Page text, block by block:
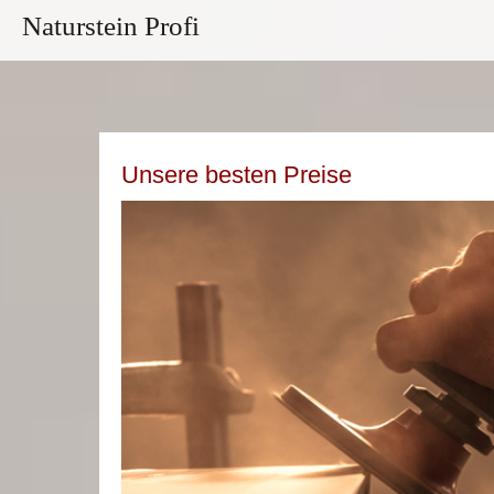
Naturstein Profi
Unsere besten Preise